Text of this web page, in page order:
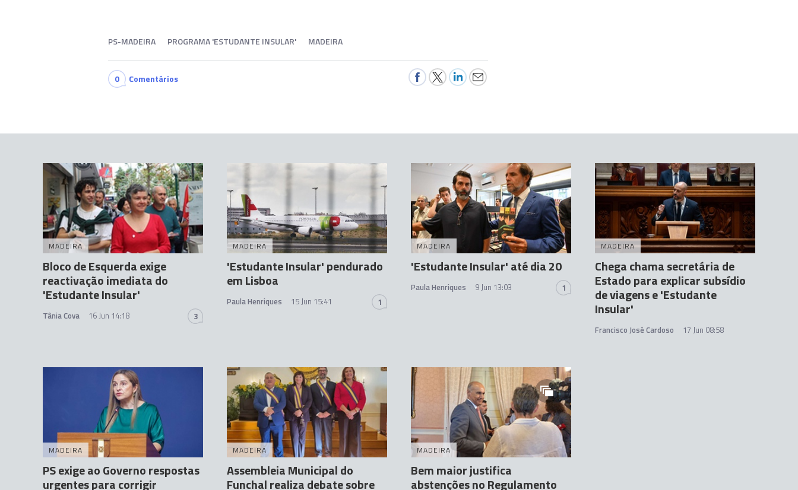
PS-MADEIRA PROGRAMA 'ESTUDANTE INSULAR' MADEIRA
0 Comentários
MADEIRA
Bloco de Esquerda exige
reactivação imediata do
'Estudante Insular'
Tânia Cova 16 Jun 14:18 3
MADEIRA
'Estudante Insular' pendurado
em Lisboa
Paula Henriques 15 Jun 15:41 1
MADEIRA
'Estudante Insular' até dia 20
Paula Henriques 9 Jun 13:03 1
MADEIRA
Chega chama secretária de
Estado para explicar subsídio
de viagens e 'Estudante
Insular'
Francisco José Cardoso 17 Jun 08:58
MADEIRA
PS exige ao Governo respostas
urgentes para corrigir
MADEIRA
Assembleia Municipal do
Funchal realiza debate sobre
MADEIRA
Bem maior justifica
abstenções no Regulamento